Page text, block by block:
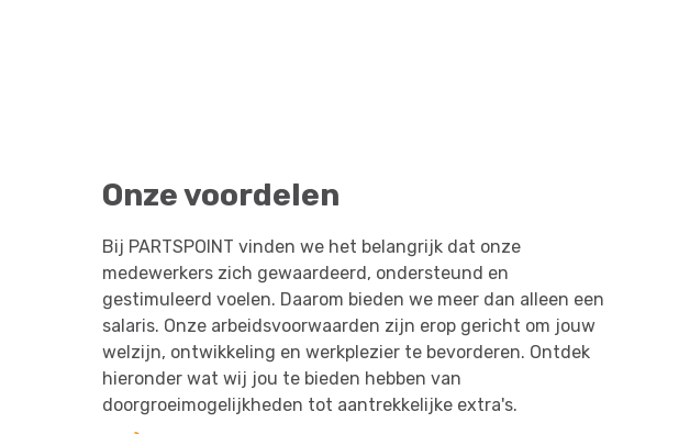
Onze voordelen
Bij PARTSPOINT vinden we het belangrijk dat onze
medewerkers zich gewaardeerd, ondersteund en
gestimuleerd voelen. Daarom bieden we meer dan alleen een
salaris. Onze arbeidsvoorwaarden zijn erop gericht om jouw
welzijn, ontwikkeling en werkplezier te bevorderen. Ontdek
hieronder wat wij jou te bieden hebben van
doorgroeimogelijkheden tot aantrekkelijke extra's.